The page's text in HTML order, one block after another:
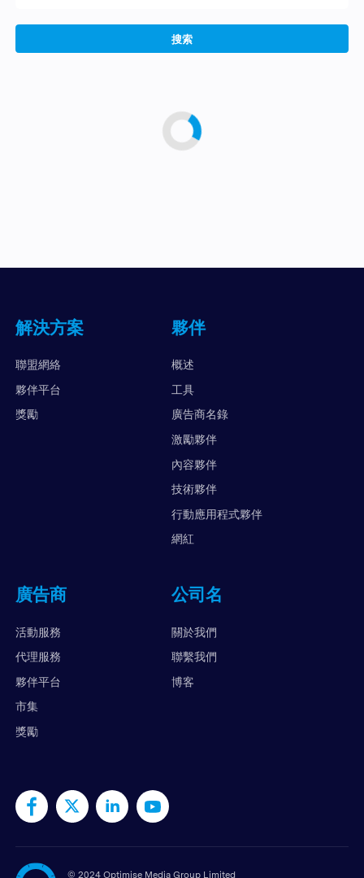
搜索
解決方案
聯盟網絡
夥伴平台
獎勵
夥伴
概述
工具
廣告商名錄
激勵夥伴
內容夥伴
技術夥伴
行動應用程式夥伴
網紅
廣告商
活動服務
代理服務
夥伴平台
市集
獎勵
公司名
關於我們
聯繫我們
博客
© 2024 Optimise Media Group Limited